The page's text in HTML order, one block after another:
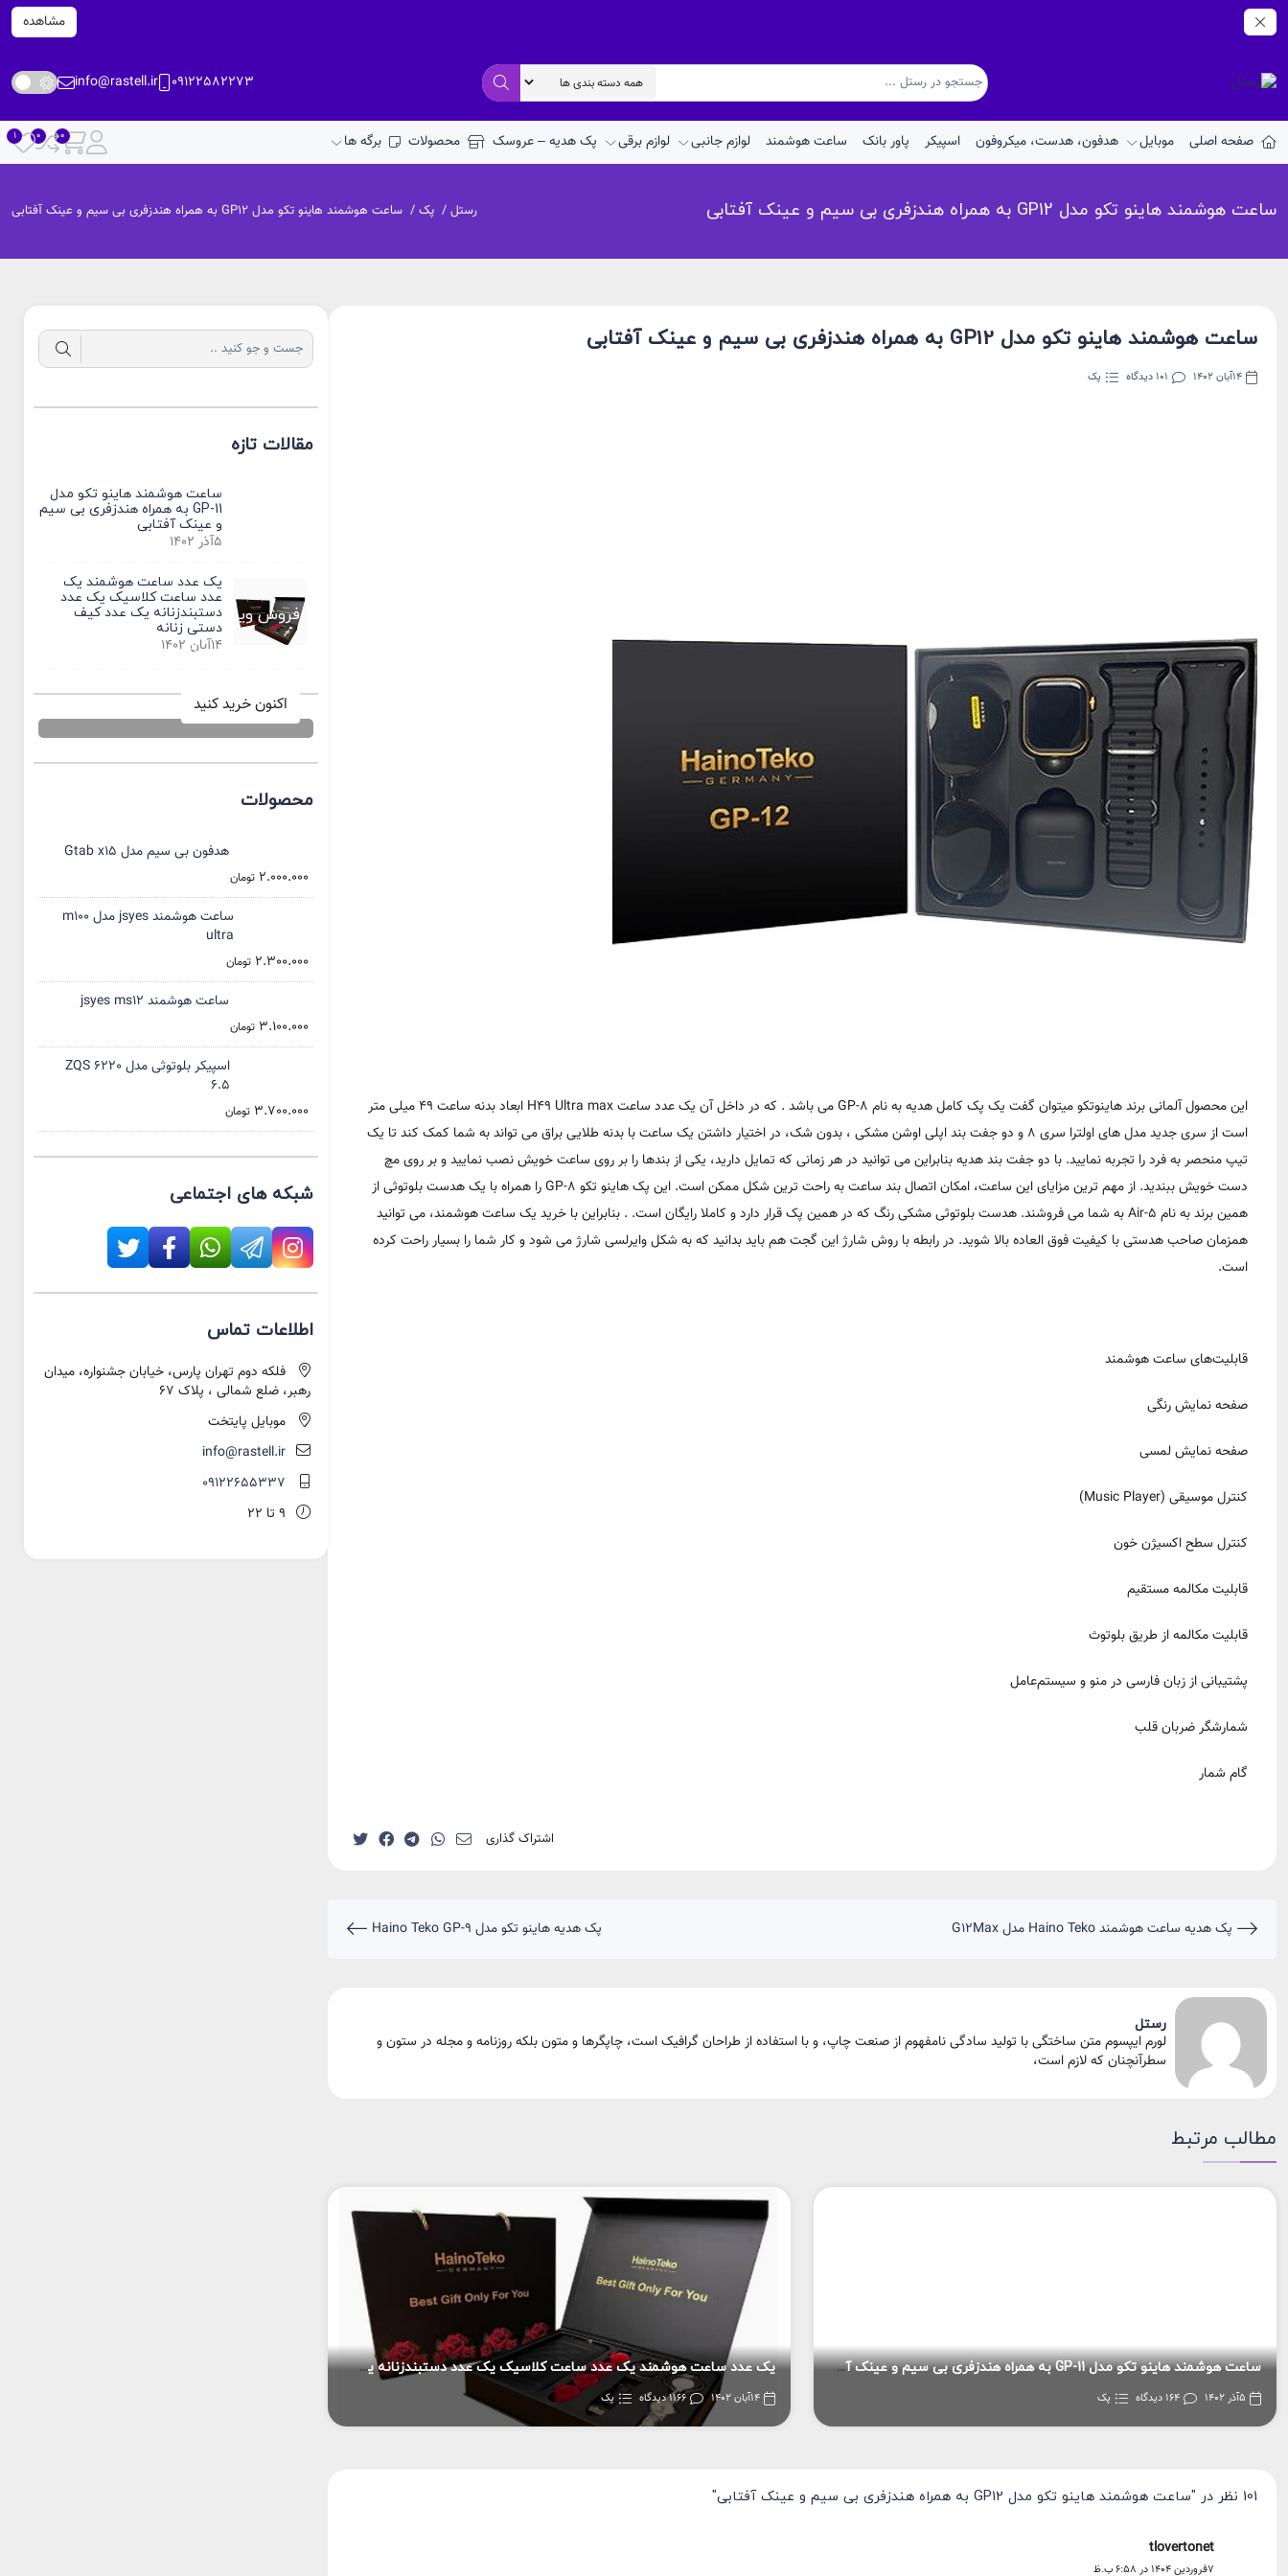
مشاهده
09122582273
info@rastell.ir
صفحه اصلی موبایل هدفون، هدست، میکروفون اسپیکر پاور بانک ساعت هوشمند لوازم جانبی لوازم برقی پک هدیه – عروسک محصولات برگه ها
ساعت هوشمند هاینو تکو مدل GP12 به همراه هندزفری بی سیم و عینک آفتابی رستل / پک / ساعت هوشمند هاینو تکو مدل GP12 به همراه هندزفری بی سیم و عینک آفتابی
ساعت هوشمند هاینو تکو مدل GP12 به همراه هندزفری بی سیم و عینک آفتابی
14آبان 1402 101 دیدگاه پک
این محصول آلمانی برند هاینوتکو میتوان گفت یک پک کامل هدیه به نام GP-8 می باشد . که در داخل آن یک عدد ساعت H49 Ultra max ابعاد بدنه ساعت 49 میلی متر
است از سری جدید مدل های اولترا سری 8 و دو جفت بند اپلی اوشن مشکی ، بدون شک، در اختیار داشتن یک ساعت با بدنه طلایی براق می تواند به شما کمک کند تا یک
تیپ منحصر به فرد را تجربه نمایید. با دو جفت بند هدیه بنابراین می توانید در هر زمانی که تمایل دارید، یکی از بندها را بر روی ساعت خویش نصب نمایید و بر روی مچ
دست خویش ببندید. از مهم ترین مزایای این ساعت، امکان اتصال بند ساعت به راحت ترین شکل ممکن است. این پک هاینو تکو GP-8 را همراه با یک هدست بلوتوثی از
همین برند به نام Air-5 به شما می فروشند. هدست بلوتوثی مشکی رنگ که در همین پک قرار دارد و کاملا رایگان است. . بنابراین با خرید یک ساعت هوشمند، می توانید
همزمان صاحب هدستی با کیفیت فوق العاده بالا شوید. در رابطه با روش شارژ این گجت هم باید بدانید که به شکل وایرلسی شارژ می شود و کار شما را بسیار راحت کرده
است.
قابلیت‌های ساعت هوشمند
صفحه نمایش رنگی
صفحه نمایش لمسی
کنترل موسیقی (Music Player)
کنترل سطح اکسیژن خون
قابلیت مکالمه مستقیم
قابلیت مکالمه از طریق بلوتوث
پشتیبانی از زبان فارسی در منو و سیستم‌عامل
شمارشگر ضربان قلب
گام شمار
اشتراک گذاری
پک هدیه ساعت هوشمند Haino Teko مدل G12Max پک هدیه هاینو تکو مدل Haino Teko GP-9
رستل
لورم ایپسوم متن ساختگی با تولید سادگی نامفهوم از صنعت چاپ، و با استفاده از طراحان گرافیک است، چاپگرها و متون بلکه روزنامه و مجله در ستون و
سطرآنچنان که لازم است،
مطالب مرتبط
ساعت هوشمند هاینو تکو مدل GP-11 به همراه هندزفری بی سیم و عینک آفتابی
5آذر 1402 164 دیدگاه پک
یک عدد ساعت هوشمند یک عدد ساعت کلاسیک یک عدد دستبندزنانه یک عدد کیف دستی زنانه
14آبان 1402 1166 دیدگاه پک
101 نظر در " ساعت هوشمند هاینو تکو مدل GP12 به همراه هندزفری بی سیم و عینک آفتابی "
tlovertonet
7فروردین 1404 در 6:58 ب.ظ
مقالات تازه
ساعت هوشمند هاینو تکو مدل
GP-11 به همراه هندزفری بی سیم
و عینک آفتابی
5آذر 1402
یک عدد ساعت هوشمند یک
عدد ساعت کلاسیک یک عدد
دستبندزنانه یک عدد کیف
دستی زنانه
14آبان 1402
فروش ویژه
بهترین قیمت ها در راستل
اکنون خرید کنید
محصولات
هدفون بی سیم مدل Gtab x15
2.000.000 تومان
ساعت هوشمند jsyes مدل m100
ultra
2.300.000 تومان
ساعت هوشمند jsyes ms12
3.100.000 تومان
اسپیکر بلوتوثی مدل ZQS 6220
6.5
3.700.000 تومان
شبکه های اجتماعی
اطلاعات تماس
فلکه دوم تهران پارس، خیابان جشنواره، میدان
رهبر، ضلع شمالی ، پلاک 67
موبایل پایتخت
info@rastell.ir
09122655337
9 تا 22